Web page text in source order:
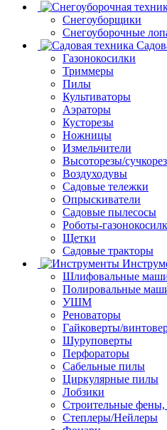
Снегоуборщики
Снегоуборочные
Газонокосилки
Триммеры
Пилы
Культиваторы
Аэраторы
Кусторезы
Ножницы
Измельчители
Высоторезы/
Воздуходувы
Садовые тележки
Опрыскиватели
Садовые пылесосы
Роботы-
Щетки
Садовые тракторы
Шлифовальные
Полировальные
УШМ
Реноваторы
Гайковерты/
Шуруповерты
Перфораторы
Сабельные пилы
Циркулярные пилы
Лобзики
Строительные фены,
Степлеры/Нейлеры